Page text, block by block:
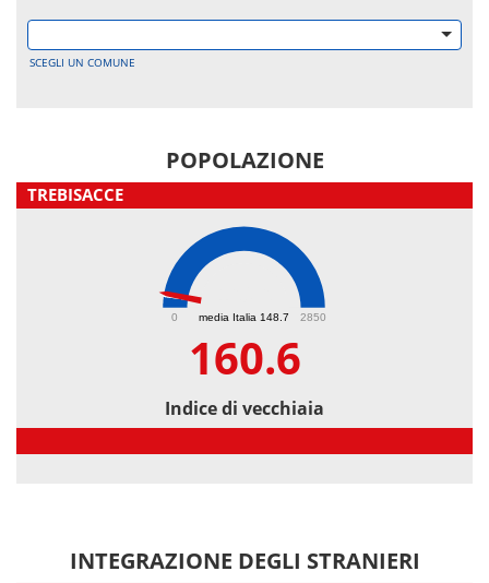
SCEGLI UN COMUNE
POPOLAZIONE
TREBISACCE
media Italia 148.7
0 2850
160.6
Indice di vecchiaia
INTEGRAZIONE DEGLI STRANIERI